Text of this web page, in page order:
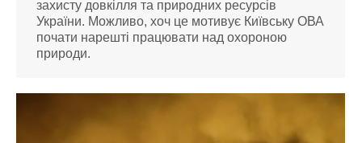
захисту довкілля та природних ресурсів
України. Можливо, хоч це мотивує Київську ОВА
почати нарешті працювати над охороною
природи.